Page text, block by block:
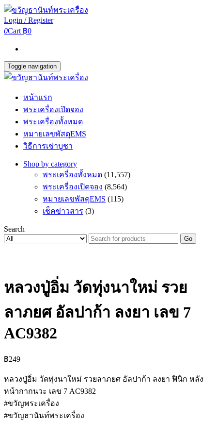
Login / Register
0Cart ฿0
Toggle navigation
หน้าแรก
พระเครื่องเปิดจอง
พระเครื่องทั้งหมด
หมายเลขพัสดุEMS
วิธีการเช่าบูชา
Shop by category
พระเครื่องทั้งหมด (11,557)
พระเครื่องเปิดจอง (8,564)
หมายเลขพัสดุEMS (115)
เช็คข่าวสาร (3)
Search
Go
หลวงปู่อิ่ม วัดทุ่งนาใหม่ รวย
ลาภยศ อัลปาก้า ลงยา เลข 7
AC9382
฿249
หลวงปู่อิ่ม วัดทุ่งนาใหม่ รวยลาภยศ อัลปาก้า ลงยา ฟินิก หลัง
หน้ากากนวะ เลข 7 AC9382
#ขวัญพระเครื่อง
#ขวัญธานันท์พระเครื่อง